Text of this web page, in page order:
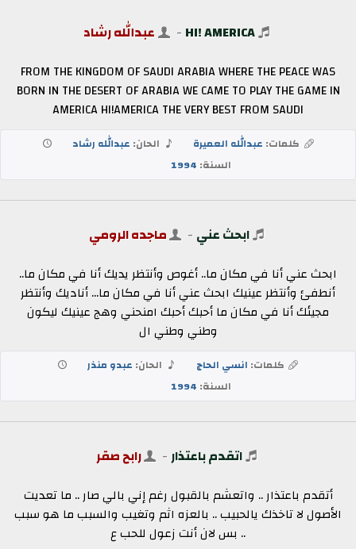
HI! AMERICA
- عبدالله رشاد
FROM THE KINGDOM OF SAUDI ARABIA WHERE THE PEACE WAS
BORN IN THE DESERT OF ARABIA WE CAME TO PLAY THE GAME IN
AMERICA HI!AMERICA THE VERY BEST FROM SAUDI
كلمات: عبدالله العميرة الحان: عبدالله رشاد
السنة: 1994
ابحث عني - ماجده الرومي
ابحث عني أنا في مكان ما.. أغوص وأنتظر يديك أنا في مكان ما..
أنطفئ وأنتظر عينيك ابحث عني أنا في مكان ما... أناديك وأنتظر
مجيئك أنا في مكان ما أحبك أحبك امنحني وهج عينيك ليكون
وطني وطني ال
كلمات: انسي الحاج الحان: عبدو منذر
السنة: 1994
اتقدم باعتذار- رابح صقر
أتقدم باعتذار .. واتعشم بالقبول رغم إني بالي صار .. ما تعديت
الأصول لا تاخذك يالحبيب .. بالعزه اثم وتغيب والسبب ما هو سبب
.. بس لان أنت زعول للحب ع